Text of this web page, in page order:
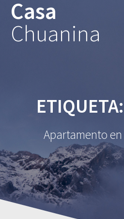
Casa
Chuanina
ETIQUETA:
Apartamento